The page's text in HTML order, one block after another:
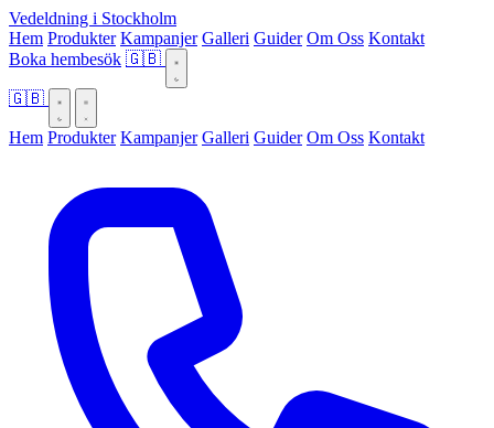
Vedeldning i Stockholm
Hem Produkter Kampanjer Galleri Guider Om Oss Kontakt
Boka hembesök 🇬🇧
🇬🇧
Hem Produkter Kampanjer Galleri Guider Om Oss Kontakt